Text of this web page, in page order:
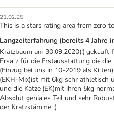
21.02.25
This is a stars rating area from zero
Langzeiterfahrung (bereits 4 Jahre
Kratzbaum am 30.09.2020(!) gekauft
Ersatz für die Erstausstattung die die
(Einzug bei uns in 10-2019 als
(EKH-Mix)ist mit 6kg sehr athletisch
und die Katze (EK)mit ihren 5kg
Absolut geniales Teil und sehr
der Kratzstämme ;)